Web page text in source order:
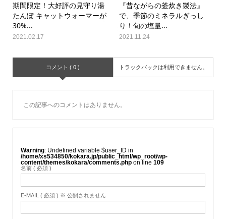
期間限定！大好評の見守り湯
たんぽ キャットウォーマーが
30%...
2021.02.17
『昔ながらの釜炊き製法』
で、季節のミネラルぎっし
り！旬の塩量...
2021.11.24
コメント ( 0 ) トラックバックは利用できません。
この記事へのコメントはありません。
Warning : Undefined variable $user_ID in
/home/xs534850/kokara.jp/public_html/wp_root/wp-
content/themes/kokara/comments.phpon line 109
名前 ( 必須 )
E-MAIL ( 必須 ) ※ 公開されません